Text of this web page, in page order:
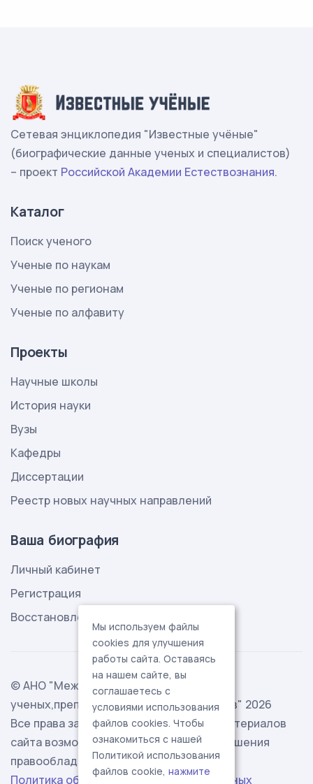
Сетевая энциклопедия "Известные учёные"
(биографические данные ученых и специалистов)
– проект Российской Академии Естествознания.
Каталог
Поиск ученого
Ученые по наукам
Ученые по регионам
Ученые по алфавиту
Проекты
Научные школы
История науки
Вузы
Кафедры
Диссертации
Реестр новых научных направлений
Ваша биография
Личный кабинет
Регистрация
Восстановление пароля
© АНО "Международная ассоциация
ученых,преподавателей и специалистов" 2026
Все права защищены. Использование материалов
сайта возможно исключительно с разрешения
правообладателя.
Политика обработки персональных данных
Мы используем файлы
cookies для улучшения
работы сайта. Оставаясь
на нашем сайте, вы
соглашаетесь с
условиями использования
файлов cookies. Чтобы
ознакомиться с нашей
Политикой использования
файлов cookie, нажмите